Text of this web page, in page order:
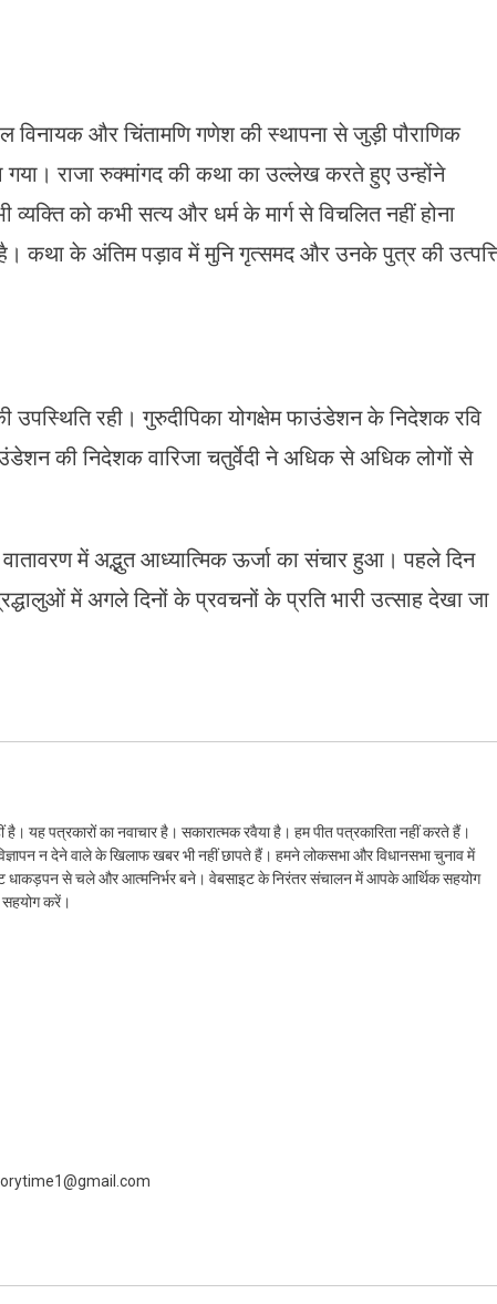
विनायक और चिंतामणि गणेश की स्थापना से जुड़ी पौराणिक
राजा रुक्मांगद की कथा का उल्लेख करते हुए उन्होंने
व्यक्ति को कभी सत्य और धर्म के मार्ग से विचलित नहीं होना
है। कथा के अंतिम पड़ाव में मुनि गृत्समद और उनके पुत्र की
रही। गुरुदीपिका योगक्षेम फाउंडेशन के निदेशक रवि
की निदेशक वारिजा चतुर्वेदी ने अधिक से अधिक लोगों से
में अद्भुत आध्यात्मिक ऊर्जा का संचार हुआ। पहले दिन
में अगले दिनों के प्रवचनों के प्रति भारी उत्साह देखा जा
है। यह पत्रकारों का नवाचार है। सकारात्मक रवैया है। हम पीत पत्रकारिता नहीं करते हैं।
न देने वाले के खिलाफ खबर भी नहीं छापते हैं। हमने लोकसभा और विधानसभा चुनाव में
धाकड़पन से चले और आत्मनिर्भर बने। वेबसाइट के निरंतर संचालन में आपके आर्थिक सहयोग
सहयोग करें।